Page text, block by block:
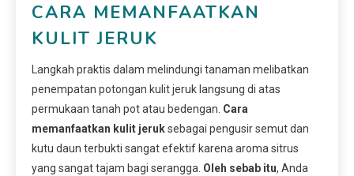
CARA MEMANFAATKAN
KULIT JERUK
Langkah praktis dalam melindungi tanaman melibatkan
penempatan potongan kulit jeruk langsung di atas
permukaan tanah pot atau bedengan. Cara
memanfaatkan kulit jeruksebagai pengusir semut dan
kutu daun terbukti sangat efektif karena aroma sitrus
yang sangat tajam bagi serangga. Oleh sebab itu, Anda